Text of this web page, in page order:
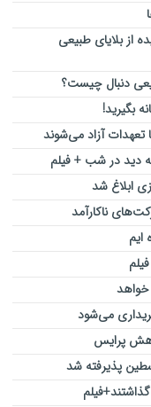
از بلایای طبیعی
دنبال چیست؟
آزاد می‌شوند
دید در شب + فیلم
ابلاغ شد
ناکارآمد
هش پرایس
پذیرفته شد